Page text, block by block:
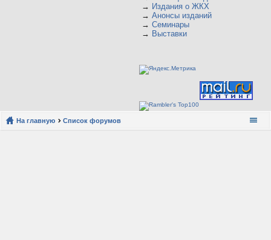
→ Издания о ЖКХ
→ Анонсы изданий
→ Семинары
→ Выставки
На главную Список форумов